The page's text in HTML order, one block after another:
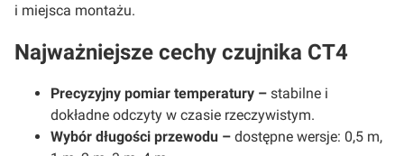
i miejsca montażu.
Najważniejsze cechy czujnika CT4
Precyzyjny pomiar temperatury – stabilne i
dokładne odczyty w czasie rzeczywistym.
Wybór długości przewodu – dostępne wersje: 0,5 m,